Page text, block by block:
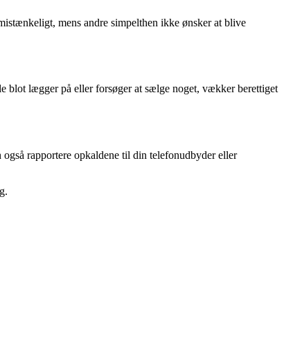
mens andre simpelthen ikke ønsker at blive
blot lægger på eller forsøger at sælge noget, vækker berettiget
rapportere opkaldene til din telefonudbyder eller